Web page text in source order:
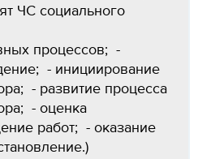
ЧС социального
процессов; -
- инициирование
- развитие процесса
- оценка
работ; - оказание